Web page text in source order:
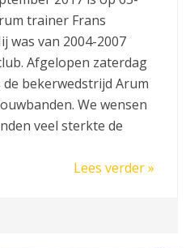
trainer Frans
was van 2004-2007
Afgelopen zaterdag
bekerwedstrijd Arum
We wensen
veel sterkte de
Lees verder »